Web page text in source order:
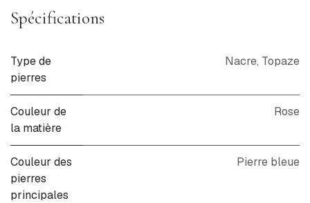
Spécifications
Type de
pierres
Nacre, Topaze
Couleur de
la matière
Rose
Couleur des
pierres
principales
Pierre bleue